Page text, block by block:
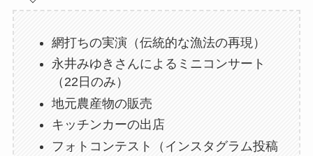
網打ちの実演（伝統的な漁法の再現）
永井みゆきさんによるミニコンサート
（22日のみ）
地元農産物の販売
キッチンカーの出店
フォトコンテスト（インスタグラム投稿